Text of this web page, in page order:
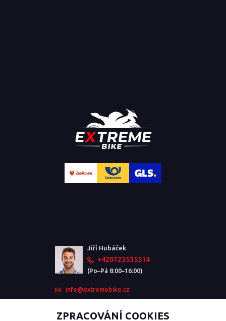
Jiří Hubáček
+420723535514
(Po–Pá 8:00–16:00)
info@extremebike.cz
ZPRACOVÁNÍ COOKIES